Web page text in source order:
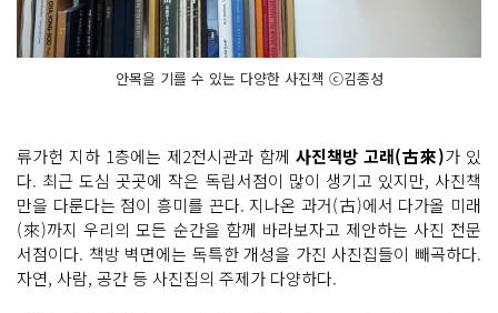
안목을 기를 수 있는 다양한 사진책 ⓒ김종성
류가헌 지하 1층에는 제2전시관과 함께 사진책방 고래(古來)가 있
다. 최근 도심 곳곳에 작은 독립서점이 많이 생기고 있지만, 사진책
만을 다룬다는 점이 흥미를 끈다. 지나온 과거(古)에서 다가올 미래
(來)까지 우리의 모든 순간을 함께 바라보자고 제안하는 사진 전문
서점이다. 책방 벽면에는 독특한 개성을 가진 사진집들이 빼곡하다.
자연, 사람, 공간 등 사진집의 주제가 다양하다.